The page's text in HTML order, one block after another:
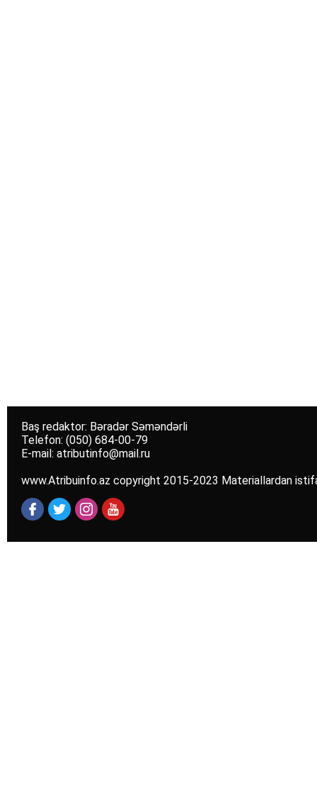
Baş redaktor: Bəradər Səməndərli
Telefon: (050) 684-00-79
E-mail: atributinfo@mail.ru
www.Atribuinfo.az copyright 2015-2023 Materiallardan